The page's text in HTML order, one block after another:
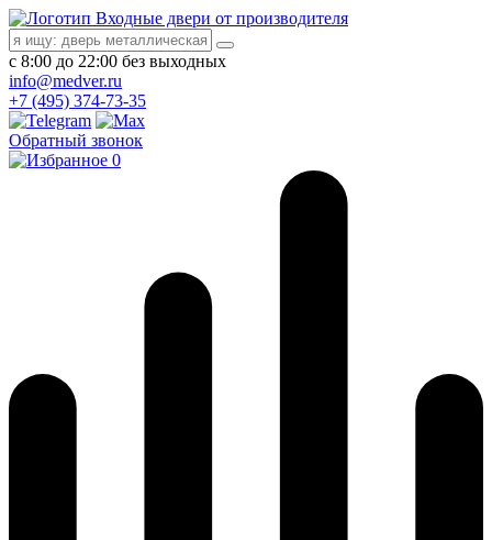
Входные двери от производителя
с 8:00 до 22:00 без выходных
info@medver.ru
+7 (495) 374-73-35
Обратный звонок
0